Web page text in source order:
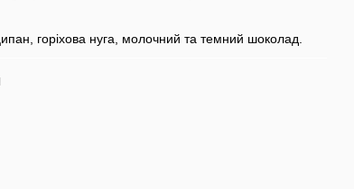
горіхова нуга, молочний та темний шоколад.